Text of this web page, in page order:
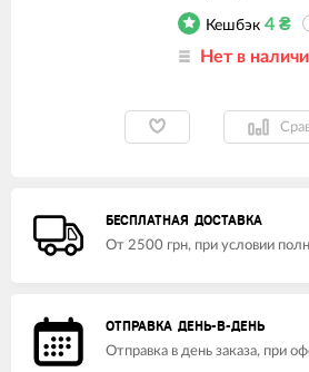
Кешбэк 4 ₴
Нет в
БЕСПЛАТНАЯ ДОСТАВКА
От 2500 грн, при условии
ОТПРАВКА ДЕНЬ-В-ДЕНЬ
Отправка в день заказа, при